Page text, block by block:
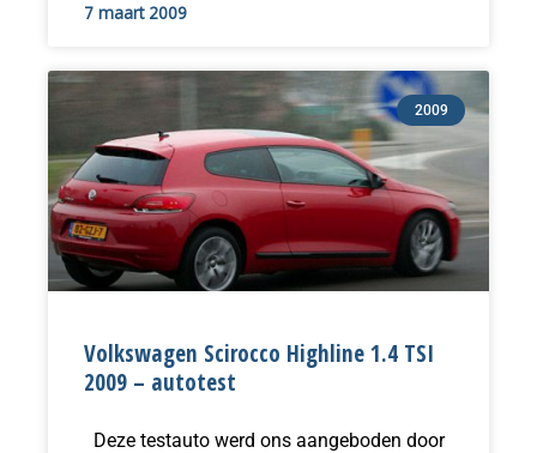
7 maart 2009
2009
Volkswagen Scirocco Highline 1.4 TSI
2009 – autotest
Deze testauto werd ons aangeboden door